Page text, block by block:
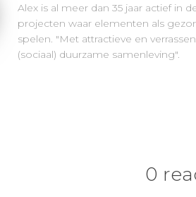
Alex is al meer dan 35 jaar actief in
projecten waar elementen als
spelen. "Met attractieve en
(sociaal) duurzame samenleving".
0